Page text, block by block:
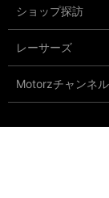
ショップ探訪
レーサーズ
Motorzチャンネル